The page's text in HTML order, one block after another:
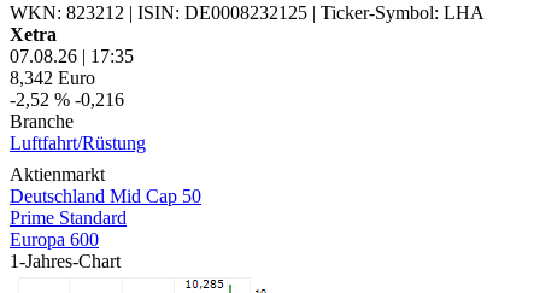
WKN: 823212 | ISIN: DE0008232125 | Ticker-Symbol: LHA
Xetra
07.08.26 | 17:35
8,342 Euro
-2,52 % -0,216
Branche
Luftfahrt/Rüstung
Aktienmarkt
Deutschland Mid Cap 50
Prime Standard
Europa 600
1-Jahres-Chart